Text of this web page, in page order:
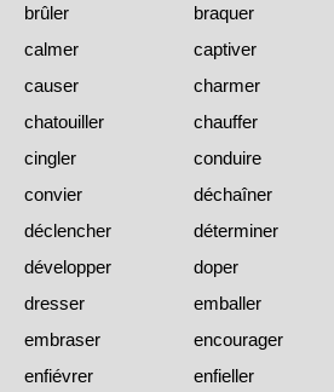
brûler
braquer
calmer
captiver
causer
charmer
chatouiller
chauffer
cingler
conduire
convier
déchaîner
déclencher
déterminer
développer
doper
dresser
emballer
embraser
encourager
enfiévrer
enfieller